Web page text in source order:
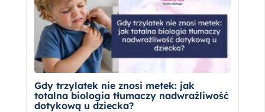
Gdy trzylatek nie znosi metek: jak
totalna biologia tłumaczy nadwrażliwość
dotykową u dziecka?